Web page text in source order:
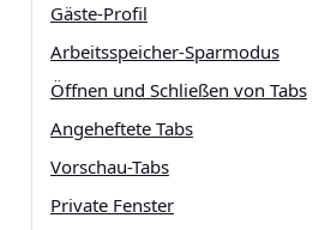
Gäste-Profil
Arbeitsspeicher-Sparmodus
Öffnen und Schließen von Tabs
Angeheftete Tabs
Vorschau-Tabs
Private Fenster